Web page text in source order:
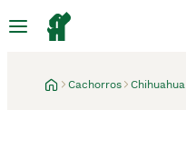
Cachorros Chihuahua